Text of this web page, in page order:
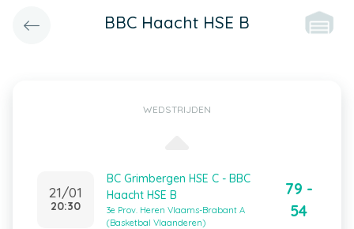
BBC Haacht HSE B
WEDSTRIJDEN
21/01
20:30
BC Grimbergen HSE C - BBC
Haacht HSE B
3e Prov. Heren Vlaams-Brabant A
(Basketbal Vlaanderen)
79 -
54